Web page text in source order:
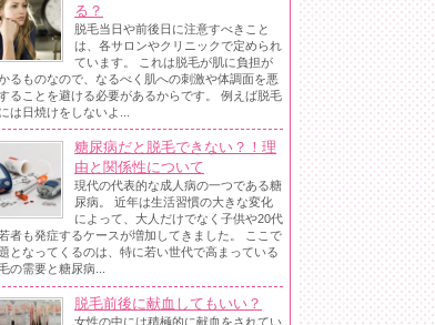
る？
脱毛当日や前後日に注意すべきこと
は、各サロンやクリニックで定められ
ています。 これは脱毛が肌に負担が
るものなので、なるべく肌への刺激や体調面を悪
ることを避ける必要があるからです。 例えば脱毛
は日焼けをしないよ...
糖尿病だと脱毛できない？！理
由と関係性について
現代の代表的な成人病の一つである糖
尿病。 近年は生活習慣の大きな変化
によって、大人だけでなく子供や20代
者も発症するケースが増加してきました。 ここで
となってくるのは、特に若い世代で高まっている
の需要と糖尿病...
脱毛前後に献血してもいい？
女性の中には積極的に献血をされてい